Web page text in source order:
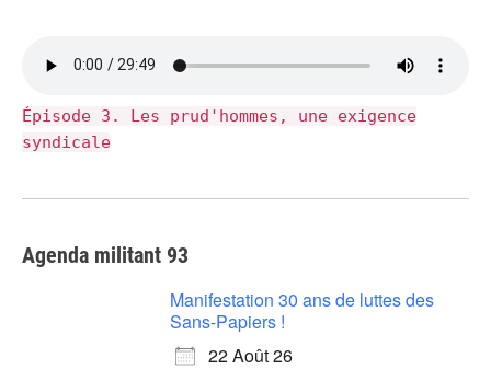
Épisode 3. Les prud'hommes, une exigence
syndicale
Agenda militant 93
Manifestation 30 ans de luttes des
Sans-Papiers !
22 Août 26